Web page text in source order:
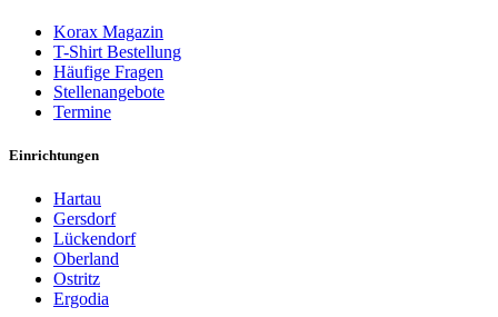
Korax Magazin
T-Shirt Bestellung
Häufige Fragen
Stellenangebote
Termine
Einrichtungen
Hartau
Gersdorf
Lückendorf
Oberland
Ostritz
Ergodia